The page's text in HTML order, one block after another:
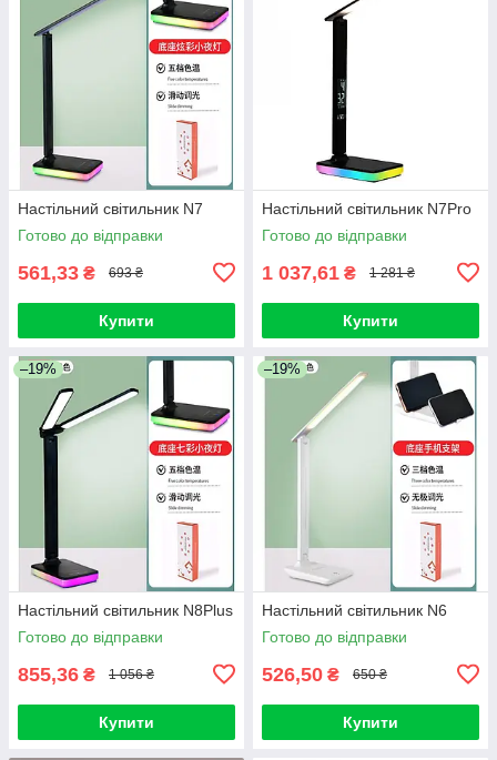
Настільний світильник N7
Готово до відправки
561,33 ₴ 693 ₴
Купити
Настільний світильник N7Pro
Готово до відправки
1 037,61 ₴ 1 281 ₴
Купити
–19%
Настільний світильник N8Plus
Готово до відправки
855,36 ₴ 1 056 ₴
Купити
–19%
Настільний світильник N6
Готово до відправки
526,50 ₴ 650 ₴
Купити